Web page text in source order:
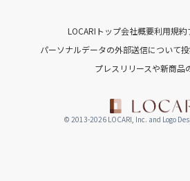
LOCARIトップ会社概要利用規約
パーソナルデータの外部送信について
プレスリリースや新商品
© 2013-2026 LOCARI, Inc. and Logo